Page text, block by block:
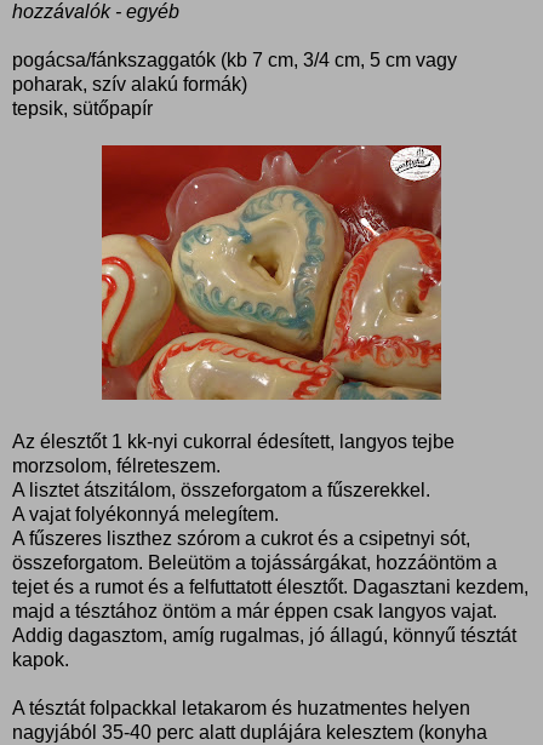
hozzávalók - egyéb
pogácsa/fánkszaggatók (kb 7 cm, 3/4 cm, 5 cm vagy
poharak, szív alakú formák)
tepsik, sütőpapír
Az élesztőt 1 kk-nyi cukorral édesített, langyos tejbe
morzsolom, félreteszem.
A lisztet átszitálom, összeforgatom a fűszerekkel.
A vajat folyékonnyá melegítem.
A fűszeres liszthez szórom a cukrot és a csipetnyi sót,
összeforgatom. Beleütöm a tojássárgákat, hozzáöntöm a
tejet és a rumot és a felfuttatott élesztőt. Dagasztani kezdem,
majd a tésztához öntöm a már éppen csak langyos vajat.
Addig dagasztom, amíg rugalmas, jó állagú, könnyű tésztát
kapok.
A tésztát folpackkal letakarom és huzatmentes helyen
nagyjából 35-40 perc alatt duplájára kelesztem (konyha